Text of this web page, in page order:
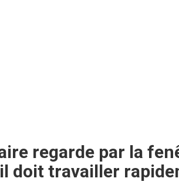
regarde par la
doit travailler